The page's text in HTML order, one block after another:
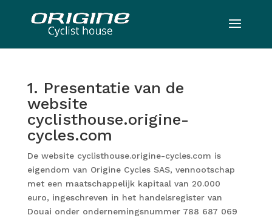
1. Presentatie van de
website
cyclisthouse.origine-
cycles.com
De website cyclisthouse.origine-cycles.com is
eigendom van Origine Cycles SAS, vennootschap
met een maatschappelijk kapitaal van 20.000
euro, ingeschreven in het handelsregister van
Douai onder ondernemingsnummer 788 687 069